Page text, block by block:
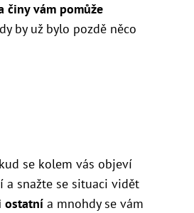
činy vám pomůže
by už bylo pozdě něco
se kolem vás objeví
a snažte se situaci vidět
ostatní a mnohdy se vám